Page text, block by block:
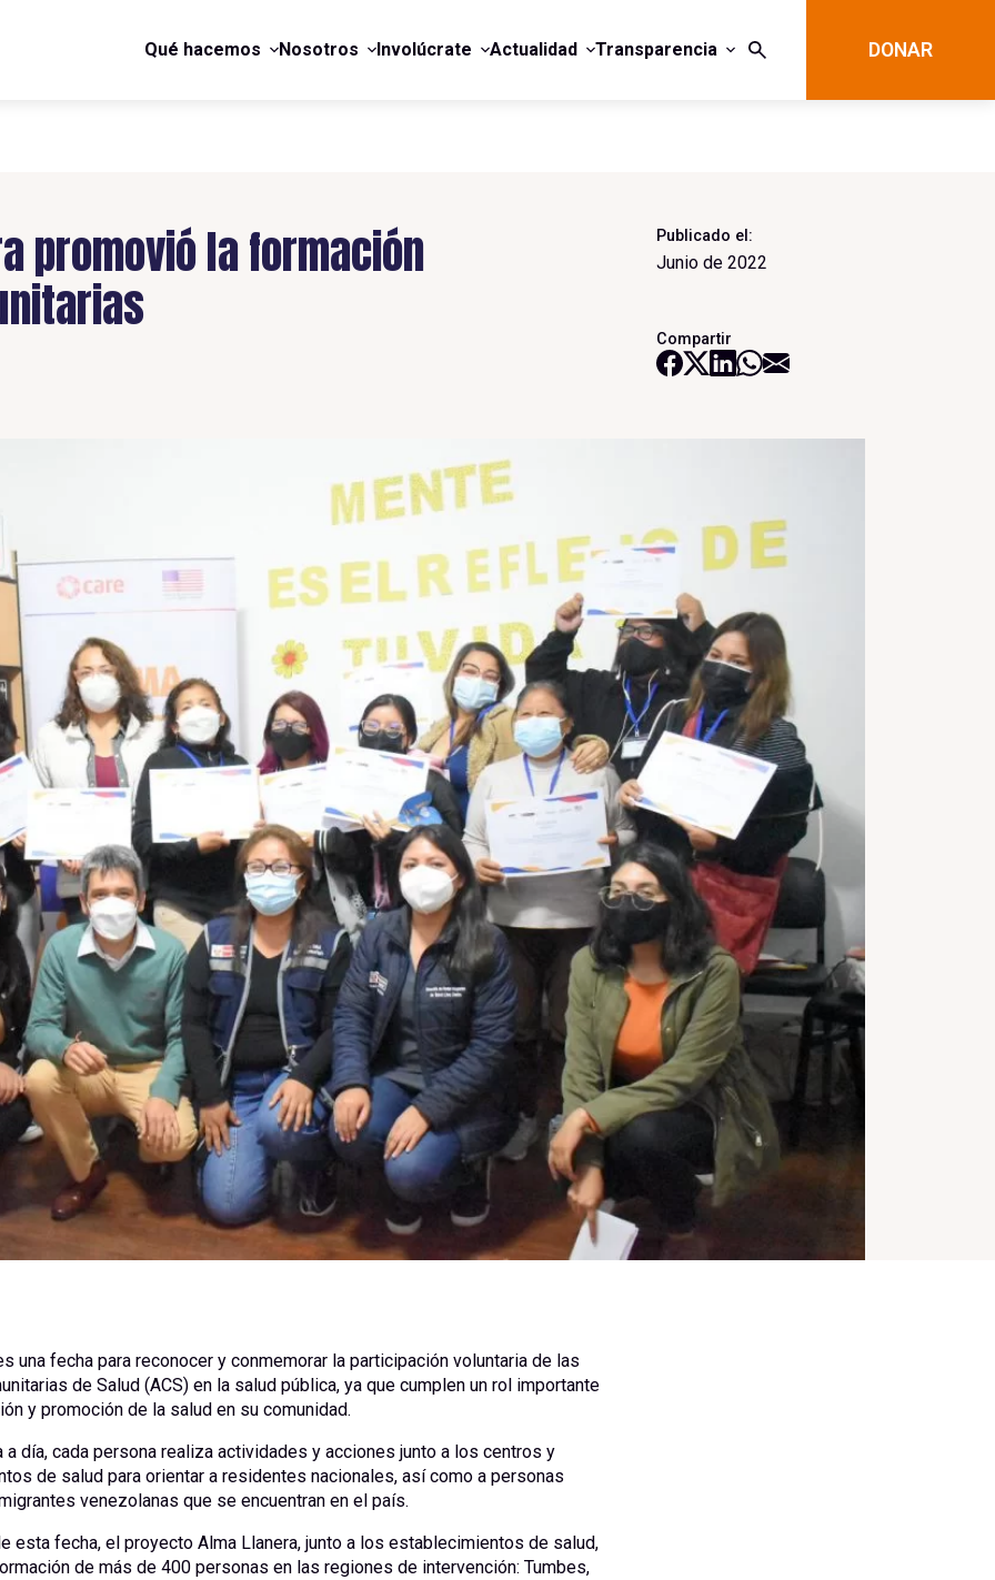
Qué hacemos Nosotros Involúcrate Actualidad Transparencia DONAR
promovió la formación
Publicado el:
Junio de 2022
Compartir
una fecha para reconocer y conmemorar la participación voluntaria de las
de Salud (ACS) en la salud pública, ya que cumplen un rol importante
y promoción de la salud en su comunidad.
a día, cada persona realiza actividades y acciones junto a los centros y
de salud para orientar a residentes nacionales, así como a personas
venezolanas que se encuentran en el país.
esta fecha, el proyecto Alma Llanera, junto a los establecimientos de salud,
de más de 400 personas en las regiones de intervención: Tumbes,